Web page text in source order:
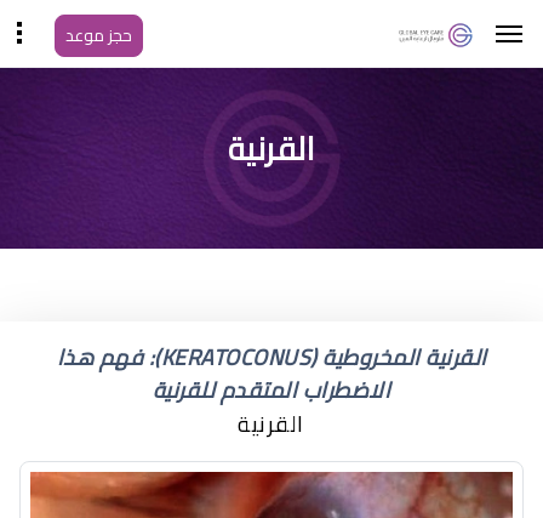
حجز موعد
علاج القرنية المخروطية
بالحلقات
القرنية
القرنية المخروطية (KERATOCONUS): فهم هذا
الاضطراب المتقدم للقرنية
القرنية